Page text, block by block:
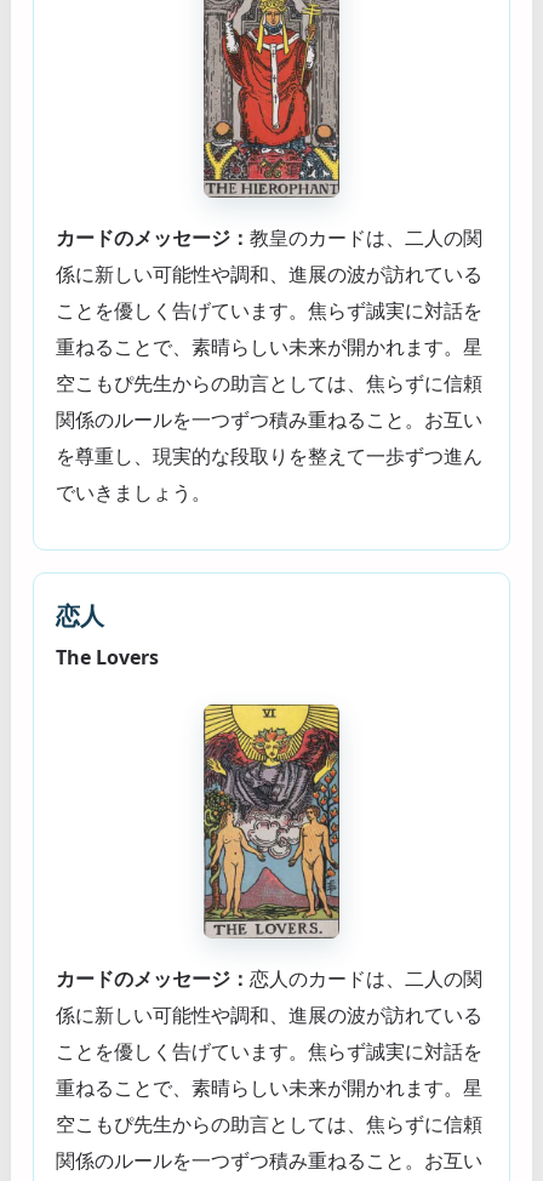
カードのメッセージ： 教皇のカードは、二人の関
係に新しい可能性や調和、進展の波が訪れている
ことを優しく告げています。焦らず誠実に対話を
重ねることで、素晴らしい未来が開かれます。星
空こもぴ先生からの助言としては、焦らずに信頼
関係のルールを一つずつ積み重ねること。お互い
を尊重し、現実的な段取りを整えて一歩ずつ進ん
でいきましょう。
恋人
The Lovers
カードのメッセージ： 恋人のカードは、二人の関
係に新しい可能性や調和、進展の波が訪れている
ことを優しく告げています。焦らず誠実に対話を
重ねることで、素晴らしい未来が開かれます。星
空こもぴ先生からの助言としては、焦らずに信頼
関係のルールを一つずつ積み重ねること。お互い